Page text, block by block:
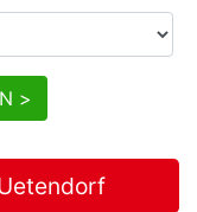
JETZT HIER FINDEN >